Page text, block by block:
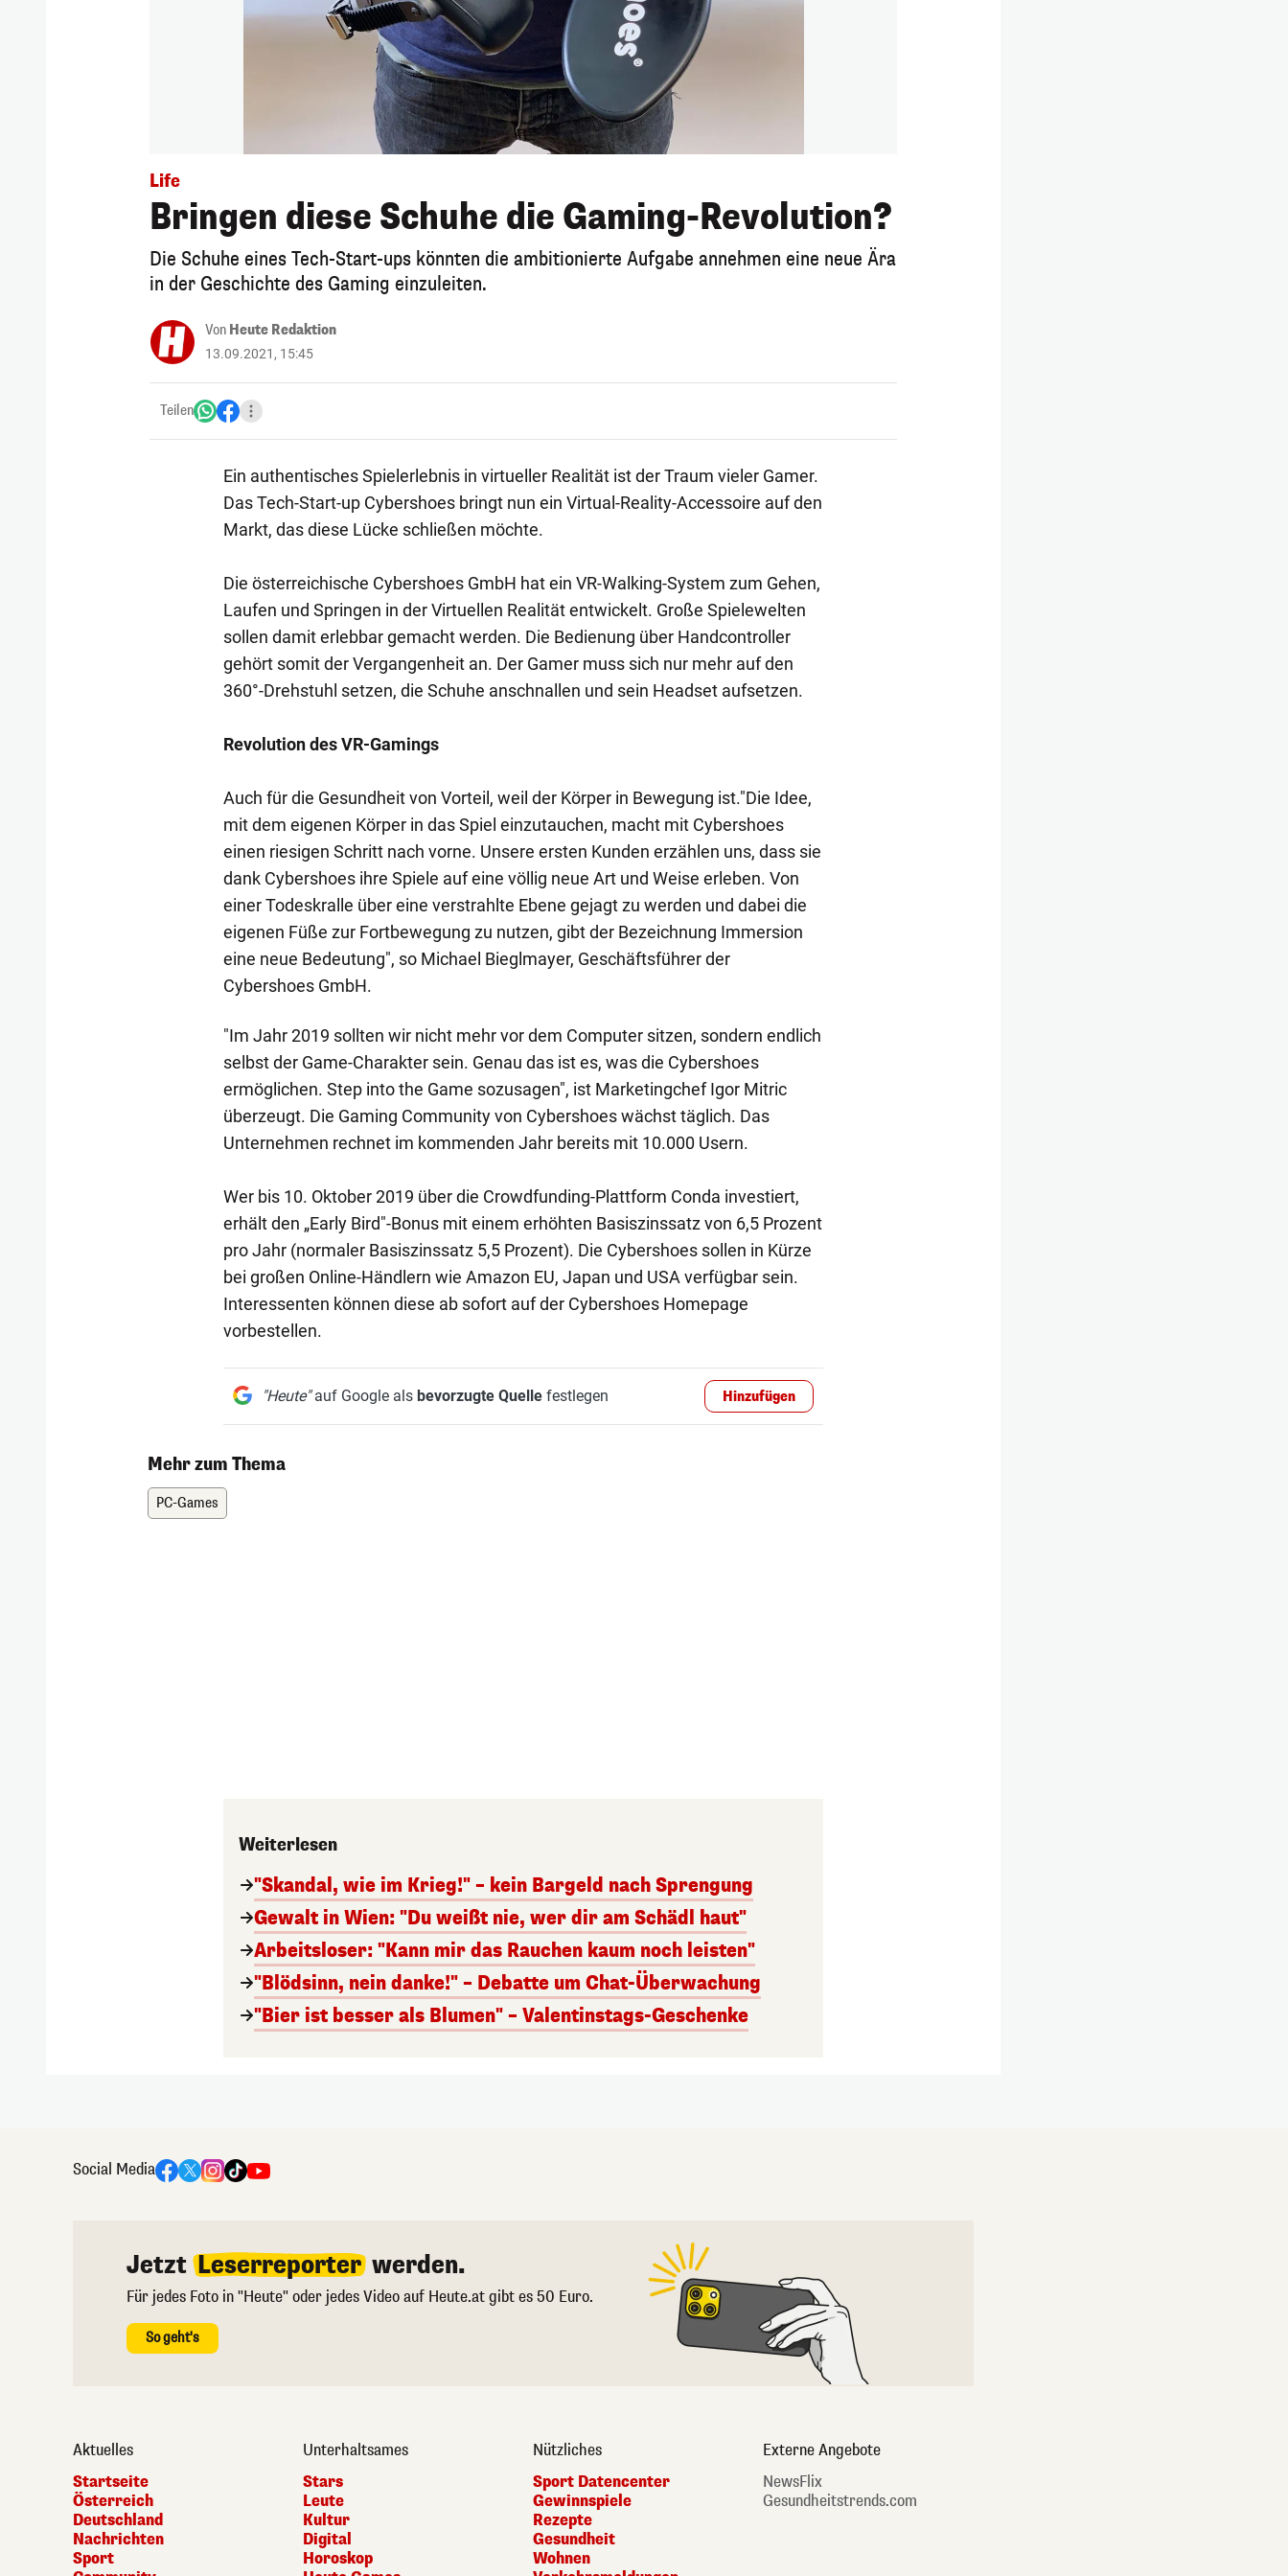
Life
Bringen diese Schuhe die Gaming-Revolution?
Die Schuhe eines Tech-Start-ups könnten die ambitionierte Aufgabe annehmen eine neue Ära
in der Geschichte des Gaming einzuleiten.
Von Heute Redaktion
13.09.2021, 15:45
Teilen
Ein authentisches Spielerlebnis in virtueller Realität ist der Traum vieler Gamer.
Das Tech-Start-up Cybershoes bringt nun ein Virtual-Reality-Accessoire auf den
Markt, das diese Lücke schließen möchte.
Die österreichische Cybershoes GmbH hat ein VR-Walking-System zum Gehen,
Laufen und Springen in der Virtuellen Realität entwickelt. Große Spielewelten
sollen damit erlebbar gemacht werden. Die Bedienung über Handcontroller
gehört somit der Vergangenheit an. Der Gamer muss sich nur mehr auf den
360°-Drehstuhl setzen, die Schuhe anschnallen und sein Headset aufsetzen.
Revolution des VR-Gamings
Auch für die Gesundheit von Vorteil, weil der Körper in Bewegung ist."Die Idee,
mit dem eigenen Körper in das Spiel einzutauchen, macht mit Cybershoes
einen riesigen Schritt nach vorne. Unsere ersten Kunden erzählen uns, dass sie
dank Cybershoes ihre Spiele auf eine völlig neue Art und Weise erleben. Von
einer Todeskralle über eine verstrahlte Ebene gejagt zu werden und dabei die
eigenen Füße zur Fortbewegung zu nutzen, gibt der Bezeichnung Immersion
eine neue Bedeutung", so Michael Bieglmayer, Geschäftsführer der
Cybershoes GmbH.
"Im Jahr 2019 sollten wir nicht mehr vor dem Computer sitzen, sondern endlich
selbst der Game-Charakter sein. Genau das ist es, was die Cybershoes
ermöglichen. Step into the Game sozusagen", ist Marketingchef Igor Mitric
überzeugt. Die Gaming Community von Cybershoes wächst täglich. Das
Unternehmen rechnet im kommenden Jahr bereits mit 10.000 Usern.
Wer bis 10. Oktober 2019 über die Crowdfunding-Plattform Conda investiert,
erhält den „Early Bird"-Bonus mit einem erhöhten Basiszinssatz von 6,5 Prozent
pro Jahr (normaler Basiszinssatz 5,5 Prozent). Die Cybershoes sollen in Kürze
bei großen Online-Händlern wie Amazon EU, Japan und USA verfügbar sein.
Interessenten können diese ab sofort auf der Cybershoes Homepage
vorbestellen.
"Heute"auf Google als bevorzugte Quellefestlegen Hinzufügen
Mehr zum Thema
PC-Games
Weiterlesen
"Skandal, wie im Krieg!" – kein Bargeld nach Sprengung
Gewalt in Wien: "Du weißt nie, wer dir am Schädl haut"
Arbeitsloser: "Kann mir das Rauchen kaum noch leisten"
"Blödsinn, nein danke!" – Debatte um Chat-Überwachung
"Bier ist besser als Blumen" – Valentinstags-Geschenke
Social Media
Jetzt Leserreporter werden.
Für jedes Foto in "Heute" oder jedes Video auf Heute.at gibt es 50 Euro.
So geht's
Aktuelles
Startseite
Österreich
Deutschland
Nachrichten
Sport
Unterhaltsames
Stars
Leute
Kultur
Digital
Horoskop
Nützliches
Sport Datencenter
Gewinnspiele
Rezepte
Gesundheit
Wohnen
Externe Angebote
NewsFlix
Gesundheitstrends.com